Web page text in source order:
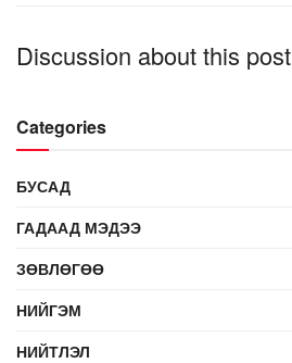
Discussion about this post
Categories
БУСАД
ГАДААД МЭДЭЭ
ЗӨВЛӨГӨӨ
НИЙГЭМ
НИЙТЛЭЛ